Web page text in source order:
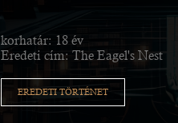
korhatár: 18 év
Eredeti cím: The Eagel's Nest
EREDETI TÖRTÉNET